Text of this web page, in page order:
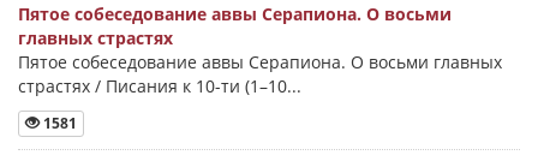
Пятое собеседование аввы Серапиона. О восьми
главных страстях
Пятое собеседование аввы Серапиона. О восьми главных
страстях / Писания к 10-ти (1–10...
1581